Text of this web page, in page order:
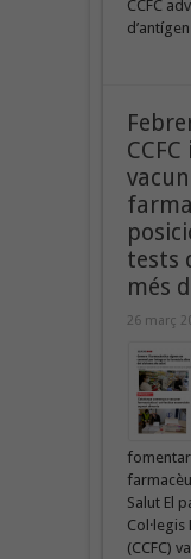
CCFC
tests
més
26 març
Salut El
(CCFC)